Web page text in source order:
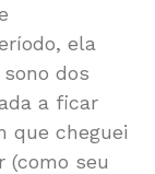
ela
dos
a ficar
que cheguei
(como seu